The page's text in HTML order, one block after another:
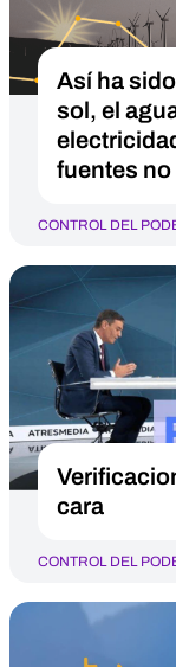
Así ha
sol, el
fuentes
CONTROL DEL
cara
CONTROL DEL